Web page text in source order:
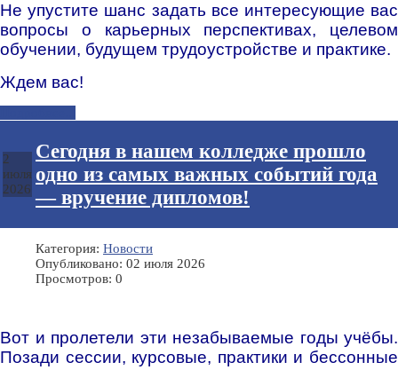
Не упустите шанс задать все интересующие вас
вопросы о карьерных перспективах, целевом
обучении, будущем трудоустройстве и практике.
Ждем вас!️
2
июля
2026
Сегодня в нашем колледже прошло
одно из самых важных событий года
— вручение дипломов!
Категория: Новости
Опубликовано: 02 июля 2026
Просмотров: 0
Вот и пролетели эти незабываемые годы учёбы.
Позади сессии, курсовые, практики и бессонные